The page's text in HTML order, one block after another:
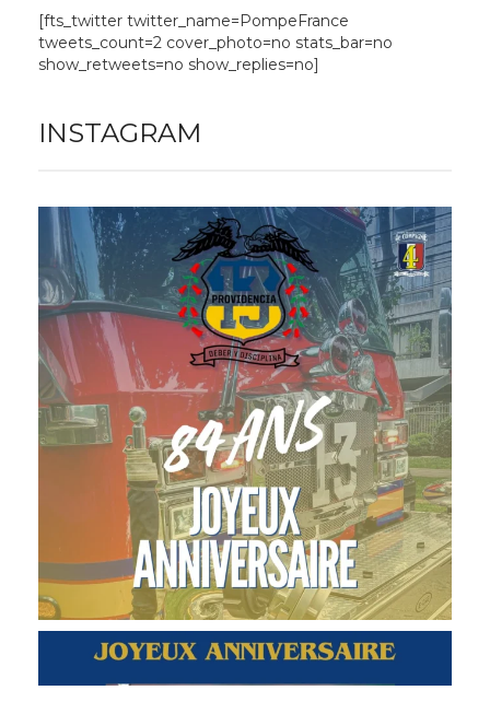
[fts_twitter twitter_name=PompeFrance
tweets_count=2 cover_photo=no stats_bar=no
show_retweets=no show_replies=no]
INSTAGRAM